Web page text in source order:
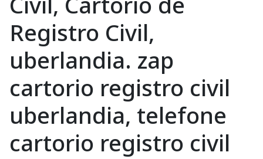
Registro Civil,
uberlandia. zap
cartorio registro civil
uberlandia, telefone
cartorio registro civil